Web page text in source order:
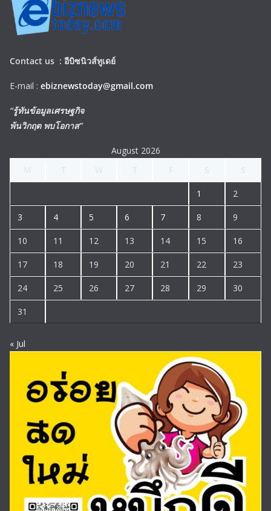
Contact us : อีบิซนิวส์ทูเดย์
E-mail : ebiznewstoday@gmail.com
“รู้ทันข้อมูลเศรษฐกิจ
พ้นวิกฤต พบโอกาส”
August 2026
1 2
3 4 5 6 7 8 9
10 11 12 13 14 15 16
17 18 19 20 21 22 23
24 25 26 27 28 29 30
31
« Jul